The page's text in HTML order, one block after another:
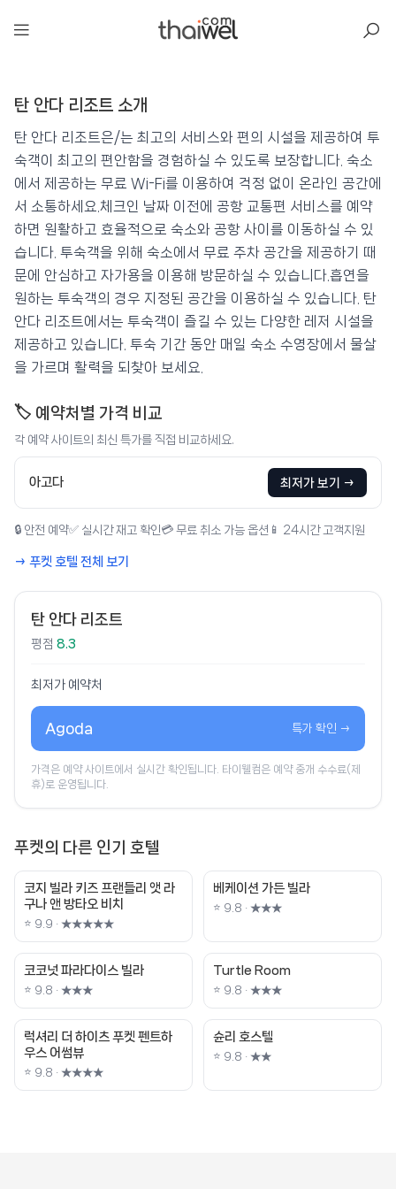
탄 안다 리조트
📍 푸켓 ★★★ ⭐ 8.3
💰 최저가 확인 · 예약하기
탄 안다 리조트 소개
탄 안다 리조트은/는 최고의 서비스와 편의 시설을 제공하여 투
숙객이 최고의 편안함을 경험하실 수 있도록 보장합니다. 숙소
에서 제공하는 무료 Wi-Fi를 이용하여 걱정 없이 온라인 공간에
서 소통하세요.체크인 날짜 이전에 공항 교통편 서비스를 예약
하면 원활하고 효율적으로 숙소와 공항 사이를 이동하실 수 있
습니다. 투숙객을 위해 숙소에서 무료 주차 공간을 제공하기 때
문에 안심하고 자가용을 이용해 방문하실 수 있습니다.흡연을
원하는 투숙객의 경우 지정된 공간을 이용하실 수 있습니다. 탄
안다 리조트에서는 투숙객이 즐길 수 있는 다양한 레저 시설을
제공하고 있습니다. 투숙 기간 동안 매일 숙소 수영장에서 물살
을 가르며 활력을 되찾아 보세요.
🏷️ 예약처별 가격 비교
각 예약 사이트의 최신 특가를 직접 비교하세요.
아고다 최저가 보기 →
🔒 안전 예약✅ 실시간 재고 확인 💳 무료 취소 가능 옵션 📱 24시간 고객지원
→ 푸켓 호텔 전체 보기
탄 안다 리조트
평점 8.3
최저가 예약처
Agoda 특가 확인 →
가격은 예약 사이트에서 실시간 확인됩니다. 타이웰컴은 예약 중개 수수료(제
휴)로 운영됩니다.
푸켓의 다른 인기 호텔
코지 빌라 키즈 프랜들리 앳 라
구나 앤 방타오 비치
⭐ 9.9 · ★★★★★
베케이션 가든 빌라
⭐ 9.8 · ★★★
코코넛 파라다이스 빌라
⭐ 9.8 · ★★★
Turtle Room
⭐ 9.8 · ★★★
럭셔리 더 하이츠 푸켓 펜트하
우스 어썸뷰
⭐ 9.8 · ★★★★
슌리 호스텔
⭐ 9.8 · ★★